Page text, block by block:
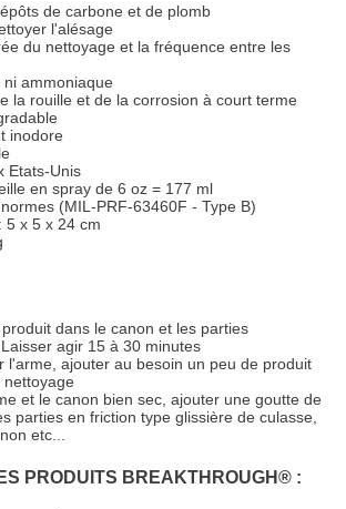
de carbone et de plomb
l'alésage
du nettoyage et la fréquence entre les
ni ammoniaque
la rouille et de la corrosion à court terme
inodore
Etats-Unis
en spray de 6 oz = 177 ml
(MIL-PRF-63460F - Type B)
5 x 5 x 24 cm
dans le canon et les parties
agir 15 à 30 minutes
l'arme, ajouter au besoin un peu de produit
nettoyage
et le canon bien sec, ajouter une goutte de
parties en friction type glissière de culasse,
etc...
PRODUITS BREAKTHROUGH® :